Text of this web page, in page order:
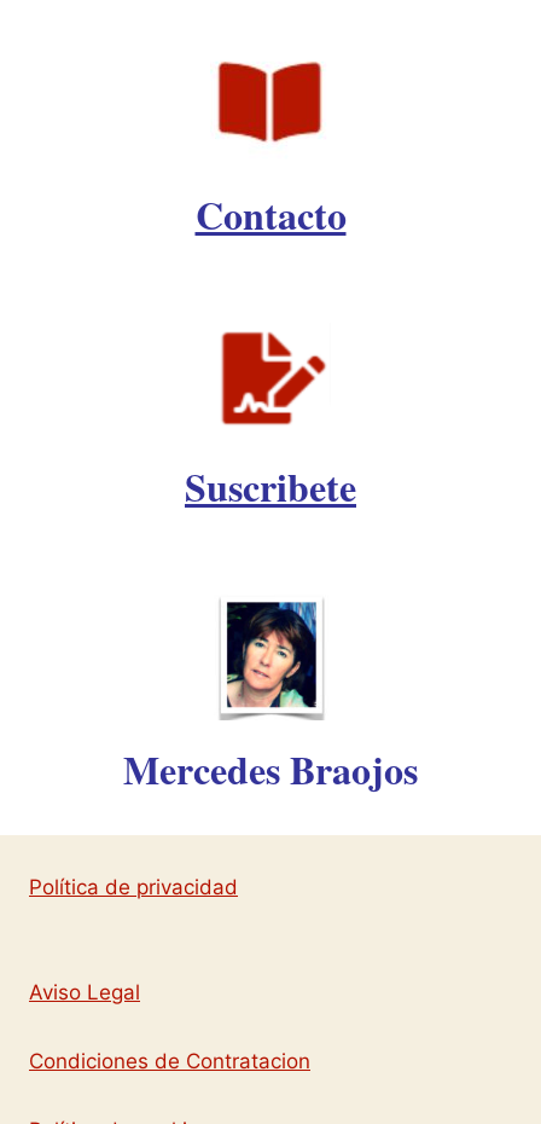
Contacto
Suscribete
Mercedes Braojos
Política de privacidad
Aviso Legal
Condiciones de Contratacion